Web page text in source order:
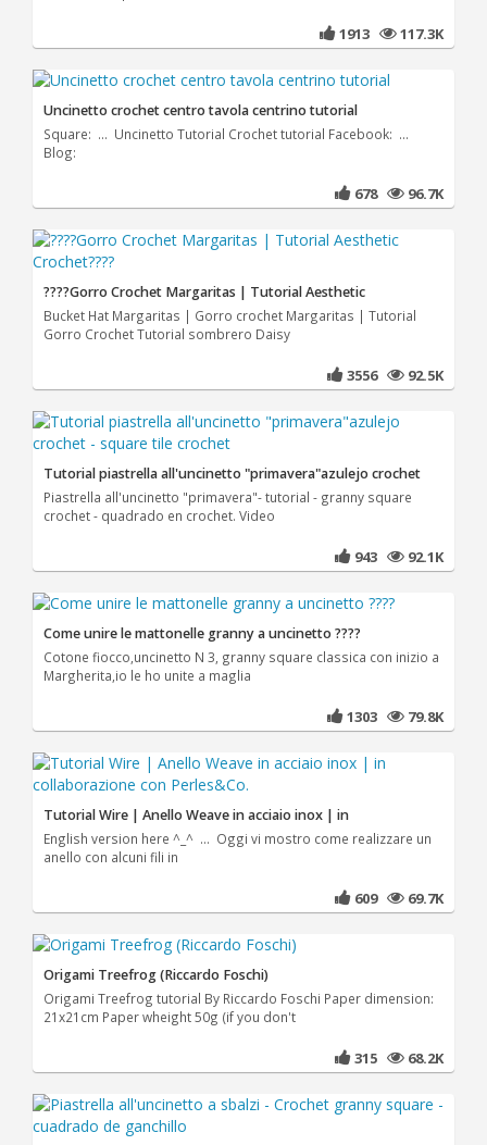
1913 117.3K
Uncinetto crochet centro tavola centrino tutorial
Square: ... Uncinetto Tutorial Crochet tutorial Facebook: ...
Blog:
678 96.7K
????Gorro Crochet Margaritas | Tutorial Aesthetic
Bucket Hat Margaritas | Gorro crochet Margaritas | Tutorial
Gorro Crochet Tutorial sombrero Daisy
3556 92.5K
Tutorial piastrella all'uncinetto "primavera"azulejo crochet
Piastrella all'uncinetto "primavera"- tutorial - granny square
crochet - quadrado en crochet. Video
943 92.1K
Come unire le mattonelle granny a uncinetto ????
Cotone fiocco,uncinetto N 3, granny square classica con inizio a
Margherita,io le ho unite a maglia
1303 79.8K
Tutorial Wire | Anello Weave in acciaio inox | in
English version here ^_^ ... Oggi vi mostro come realizzare un
anello con alcuni fili in
609 69.7K
Origami Treefrog (Riccardo Foschi)
Origami Treefrog tutorial By Riccardo Foschi Paper dimension:
21x21cm Paper wheight 50g (if you don't
315 68.2K